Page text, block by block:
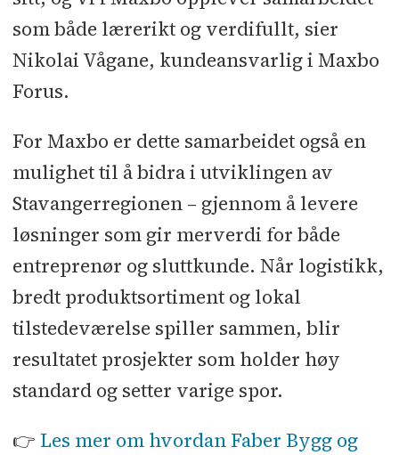
som både lærerikt og verdifullt, sier
Nikolai Vågane, kundeansvarlig i Maxbo
Forus.
For Maxbo er dette samarbeidet også en
mulighet til å bidra i utviklingen av
Stavangerregionen – gjennom å levere
løsninger som gir merverdi for både
entreprenør og sluttkunde. Når logistikk,
bredt produktsortiment og lokal
tilstedeværelse spiller sammen, blir
resultatet prosjekter som holder høy
standard og setter varige spor.
👉 Les mer om hvordan Faber Bygg og